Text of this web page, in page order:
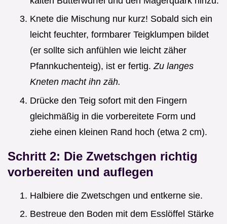
Knete die Mischung nur kurz! Sobald sich ein
leicht feuchter, formbarer Teigklumpen bildet
(er sollte sich anfühlen wie leicht zäher
Pfannkuchenteig), ist er fertig.Zu langes
Kneten macht ihn zäh.
Drücke den Teig sofort mit den Fingern
gleichmäßig in die vorbereitete Form und
ziehe einen kleinen Rand hoch (etwa 2 cm).
Schritt 2: Die Zwetschgen richtig
vorbereiten und auflegen
Halbiere die Zwetschgen und entkerne sie.
Bestreue den Boden mit dem Esslöffel Stärke